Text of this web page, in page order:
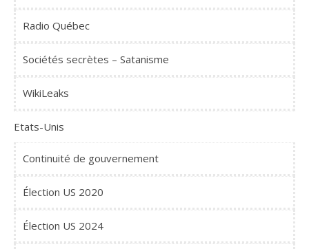
Radio Québec
Sociétés secrètes – Satanisme
WikiLeaks
Etats-Unis
Continuité de gouvernement
Élection US 2020
Élection US 2024